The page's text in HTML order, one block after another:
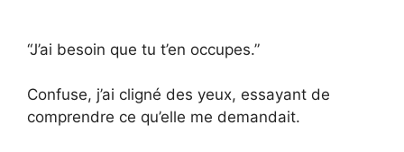
“J’ai besoin que tu t’en occupes.”
Confuse, j’ai cligné des yeux, essayant de
comprendre ce qu’elle me demandait.